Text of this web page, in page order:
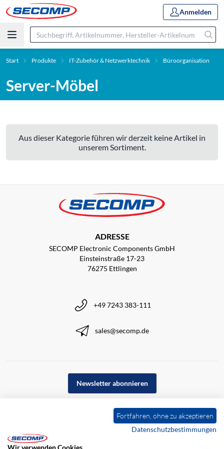
Anmelden
Start Produkte IT-Zubehör & Netzwerktechnik Büroorganisation
Server-Möbel
Aus dieser Kategorie führen wir derzeit keine Artikel in
unserem Sortiment.
ADRESSE
SECOMP Electronic Components GmbH
Einsteinstraße 17-23
76275 Ettlingen
+49 7243 383-111
sales@secomp.de
Newsletter abonnieren
Fortfahren, ohne zu akzeptieren
Datenschutzbestimmungen
Wir verwenden Cookies